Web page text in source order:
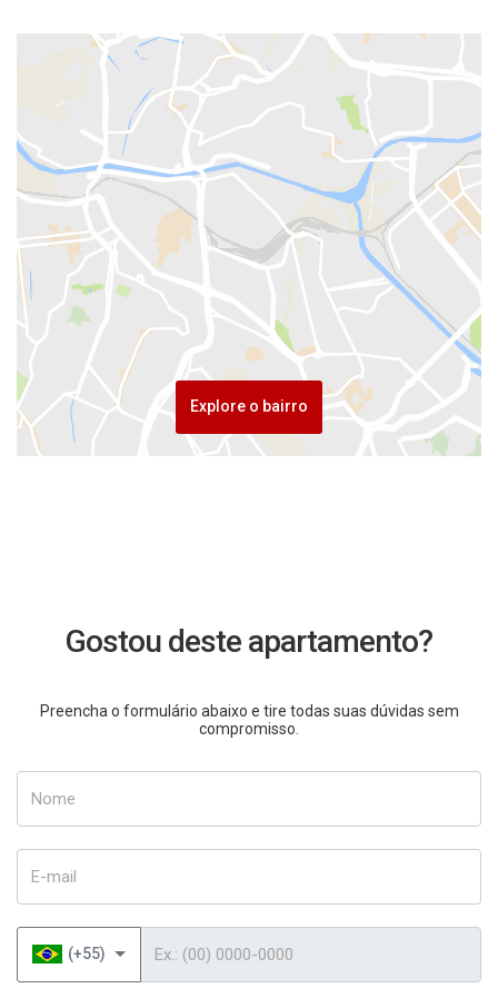
Explore o bairro
Gostou deste apartamento?
Preencha o formulário abaixo e tire todas suas dúvidas sem
compromisso.
(+55)